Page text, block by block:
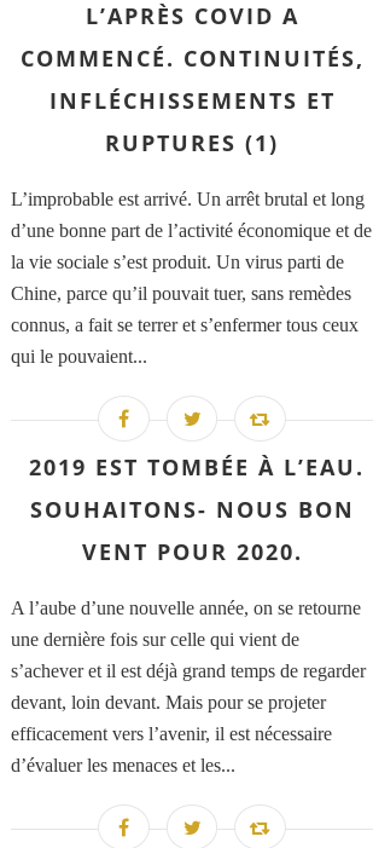
L’APRÈS COVID A
COMMENCÉ. CONTINUITÉS,
INFLÉCHISSEMENTS ET
RUPTURES (1)
L’improbable est arrivé. Un arrêt brutal et long
d’une bonne part de l’activité économique et de
la vie sociale s’est produit. Un virus parti de
Chine, parce qu’il pouvait tuer, sans remèdes
connus, a fait se terrer et s’enfermer tous ceux
qui le pouvaient...
2019 EST TOMBÉE À L’EAU.
SOUHAITONS- NOUS BON
VENT POUR 2020.
A l’aube d’une nouvelle année, on se retourne
une dernière fois sur celle qui vient de
s’achever et il est déjà grand temps de regarder
devant, loin devant. Mais pour se projeter
efficacement vers l’avenir, il est nécessaire
d’évaluer les menaces et les...